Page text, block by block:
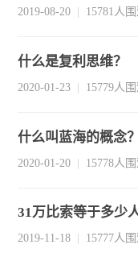
2019-08-20 15781人
什么是复利思维？
2020-01-23 15779人
什么叫蓝海的概念？
2020-01-20 15778人
31万比索等于多少
2019-11-18 15777人